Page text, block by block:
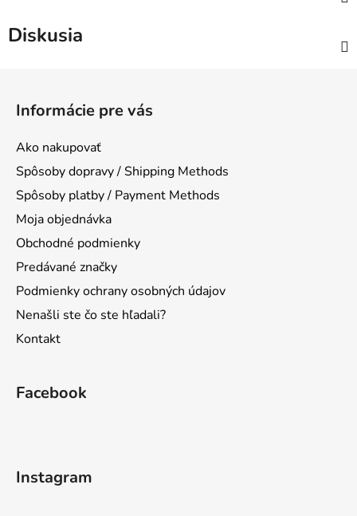
Diskusia
Informácie pre vás
Ako nakupovať
Spôsoby dopravy / Shipping Methods
Spôsoby platby / Payment Methods
Moja objednávka
Obchodné podmienky
Predávané značky
Podmienky ochrany osobných údajov
Nenašli ste čo ste hľadali?
Kontakt
Facebook
Instagram